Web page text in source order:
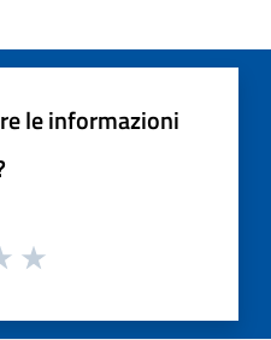
le informazioni